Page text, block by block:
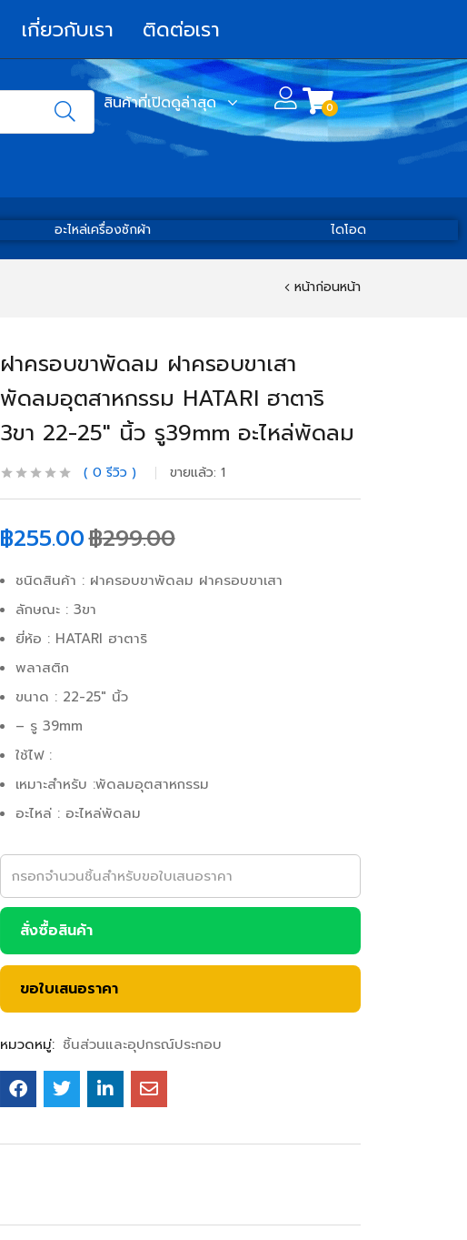
เกี่ยวกับเรา ติดต่อเรา
สินค้าที่เปิดดูล่าสุด 0
อะไหล่เครื่องซักผ้า ไดโอด
หน้าก่อนหน้า
ฝาครอบขาพัดลม ฝาครอบขาเสา
พัดลมอุตสาหกรรม HATARI ฮาตาริ
3ขา 22-25″ นิ้ว รู39mm อะไหล่พัดลม
0 รีวิว ขายแล้ว: 1
฿255.00฿299.00
ชนิดสินค้า : ฝาครอบขาพัดลม ฝาครอบขาเสา
ลักษณะ : 3ขา
ยี่ห้อ : HATARI ฮาตาริ
พลาสติก
ขนาด : 22-25″ นิ้ว
– รู 39mm
ใช้ไฟ :
เหมาะสำหรับ :พัดลมอุตสาหกรรม
อะไหล่ : อะไหล่พัดลม
สั่งซื้อสินค้า
ขอใบเสนอราคา
หมวดหมู่: ชิ้นส่วนและอุปกรณ์ประกอบ